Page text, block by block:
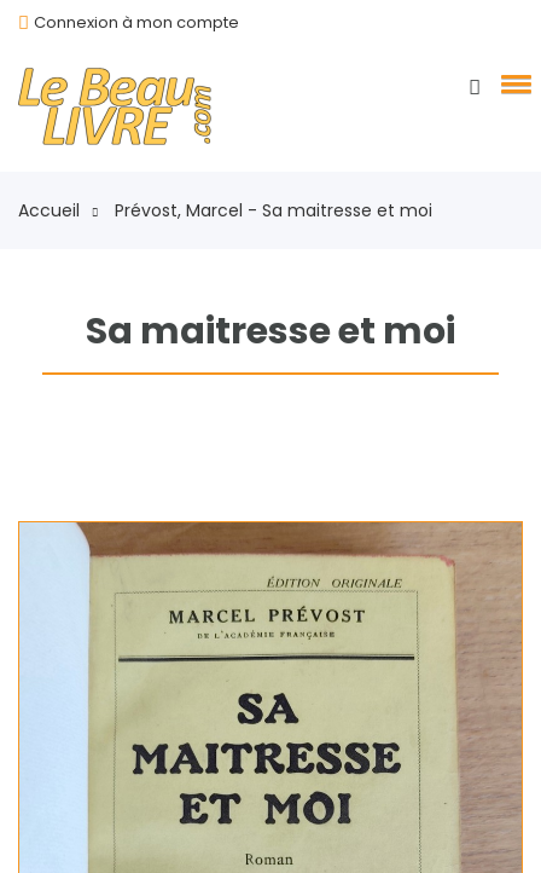
Connexion à mon compte
Accueil Prévost, Marcel - Sa maitresse et moi
Sa maitresse et moi